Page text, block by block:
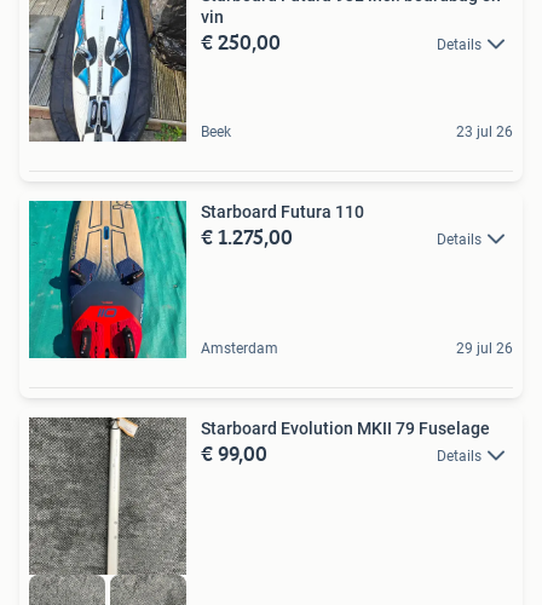
vin
€ 250,00 Details
Beek 23 jul 26
Starboard Futura 110
€ 1.275,00 Details
Amsterdam 29 jul 26
Starboard Evolution MKII 79 Fuselage
€ 99,00 Details